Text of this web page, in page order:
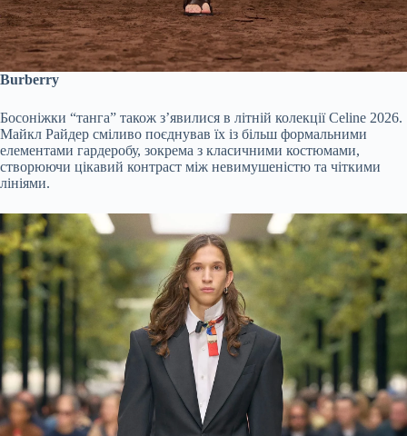
Burberry
Босоніжки “танга” також з’явилися в літній колекції Celine 2026.
Майкл Райдер сміливо поєднував їх із більш формальними
елементами гардеробу, зокрема з класичними костюмами,
створюючи цікавий контраст між невимушеністю та чіткими
лініями.